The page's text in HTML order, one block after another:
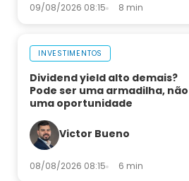
09/08/2026 08:15 8 min
INVESTIMENTOS
Dividend yield alto demais?
Pode ser uma armadilha, não
uma oportunidade
Victor Bueno
08/08/2026 08:15 6 min